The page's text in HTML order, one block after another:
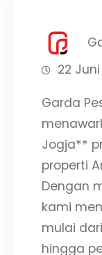
22
Garda
Jogja**
properti
Dengan
kami
mulai
hingga